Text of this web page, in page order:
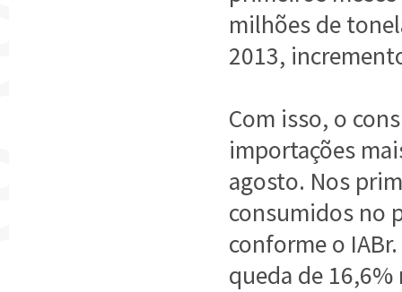
milhões de
2013,
Com isso, o
importações
agosto. Nos
consumidos no
conforme o
queda de 16,6%